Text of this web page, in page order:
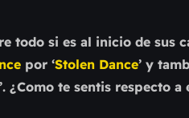
todo si es al inicio de sus
por ‘Stolen Dance’ y
¿Como te sentis respecto